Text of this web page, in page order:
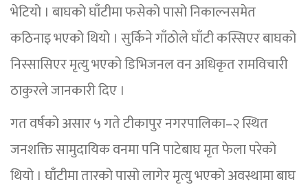
भेटियो । बाघको घाँटीमा फसेको पासो निकाल्नसमेत
कठिनाइ भएको थियो । सुर्किने गाँठोले घाँटी कस्सिएर बाघको
निस्सासिएर मृत्यु भएको डिभिजनल वन अधिकृत रामविचारी
ठाकुरले जानकारी दिए ।
गत वर्षको असार ५ गते टीकापुर नगरपालिका–२ स्थित
जनशक्ति सामुदायिक वनमा पनि पाटेबाघ मृत फेला परेको
थियो । घाँटीमा तारको पासो लागेर मृत्यु भएको अवस्थामा बाघ